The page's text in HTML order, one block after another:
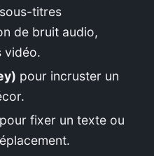
titres
de bruit audio,
vidéo.
pour incruster un
fixer un texte ou